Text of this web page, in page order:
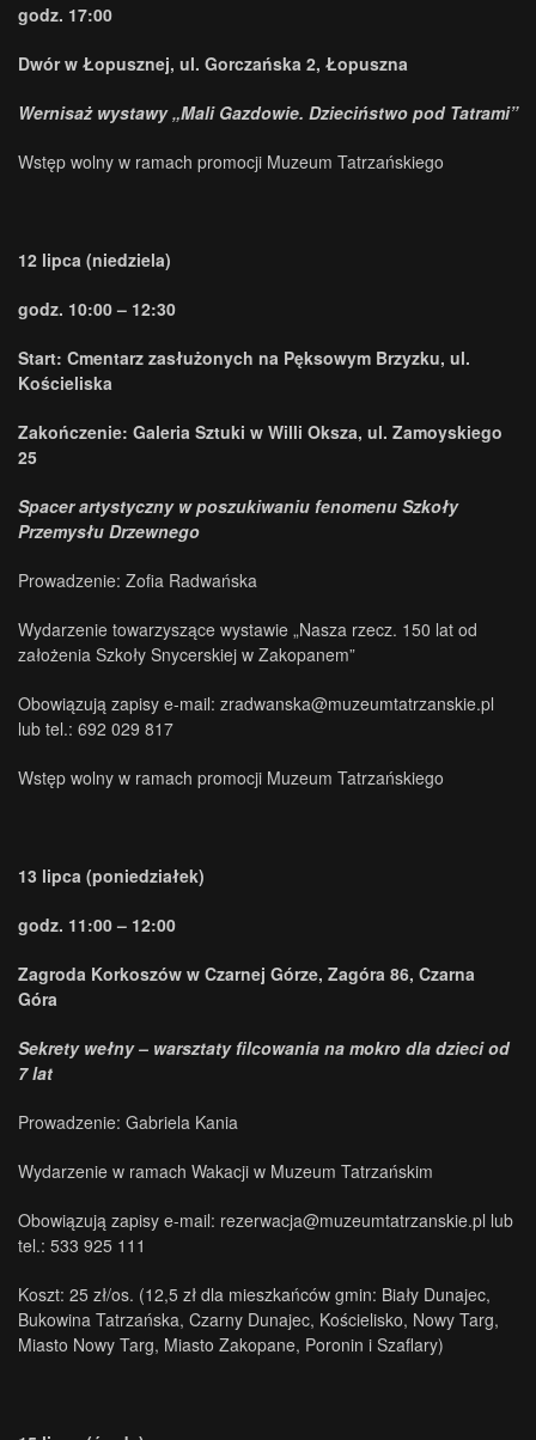
godz. 17:00
Dwór w Łopusznej, ul. Gorczańska 2, Łopuszna
Wernisaż wystawy „Mali Gazdowie. Dzieciństwo pod Tatrami”
Wstęp wolny w ramach promocji Muzeum Tatrzańskiego
12 lipca (niedziela)
godz. 10:00 – 12:30
Start: Cmentarz zasłużonych na Pęksowym Brzyzku, ul.
Kościeliska
Zakończenie: Galeria Sztuki w Willi Oksza, ul. Zamoyskiego
25
Spacer artystyczny w poszukiwaniu fenomenu Szkoły
Przemysłu Drzewnego
Prowadzenie: Zofia Radwańska
Wydarzenie towarzyszące wystawie „Nasza rzecz. 150 lat od
założenia Szkoły Snycerskiej w Zakopanem”
Obowiązują zapisy e-mail: zradwanska@muzeumtatrzanskie.pl
lub tel.: 692 029 817
Wstęp wolny w ramach promocji Muzeum Tatrzańskiego
13 lipca (poniedziałek)
godz. 11:00 – 12:00
Zagroda Korkoszów w Czarnej Górze, Zagóra 86, Czarna
Góra
Sekrety wełny – warsztaty filcowania na mokro dla dzieci od
7 lat
Prowadzenie: Gabriela Kania
Wydarzenie w ramach Wakacji w Muzeum Tatrzańskim
Obowiązują zapisy e-mail: rezerwacja@muzeumtatrzanskie.pl lub
tel.: 533 925 111
Koszt: 25 zł/os. (12,5 zł dla mieszkańców gmin: Biały Dunajec,
Bukowina Tatrzańska, Czarny Dunajec, Kościelisko, Nowy Targ,
Miasto Nowy Targ, Miasto Zakopane, Poronin i Szaflary)